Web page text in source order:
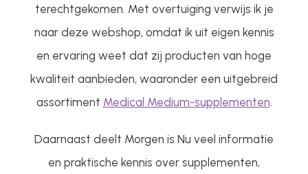
terechtgekomen. Met overtuiging verwijs ik je
naar deze webshop, omdat ik uit eigen kennis
en ervaring weet dat zij producten van hoge
kwaliteit aanbieden, waaronder een uitgebreid
assortiment Medical Medium-supplementen.
Daarnaast deelt Morgen is Nu veel informatie
en praktische kennis over supplementen,